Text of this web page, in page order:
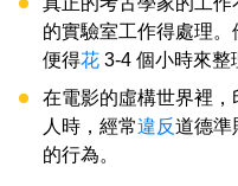
的實驗室工作得處理
便得花 3-4 個小時來整
在電影的虛構世界裡，
人時，經常違反道德準
的行為。